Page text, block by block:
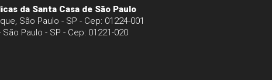
da Santa Casa de São Paulo
São Paulo - SP - Cep: 01224-001
Paulo - SP - Cep: 01221-020